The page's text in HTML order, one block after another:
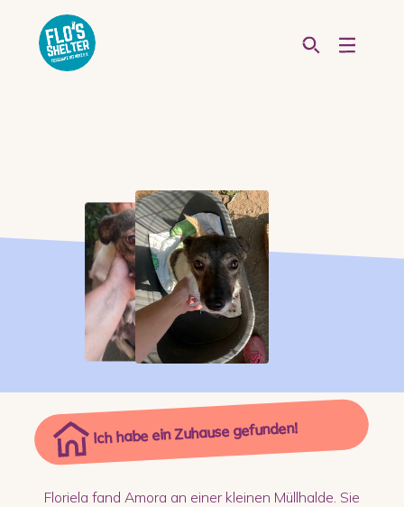
Ich habe ein Zuhause gefunden!
Floriela fand Amora an einer kleinen Müllhalde. Sie